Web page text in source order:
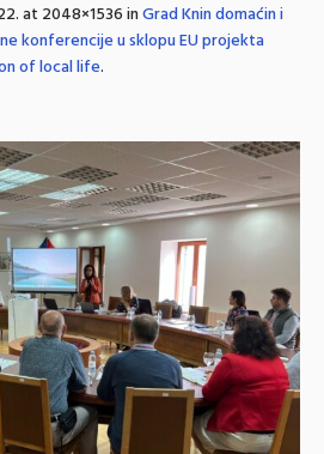
at 2048×1536 inGrad Knin domaćin i
konferencije u sklopu EU projekta
of local life.